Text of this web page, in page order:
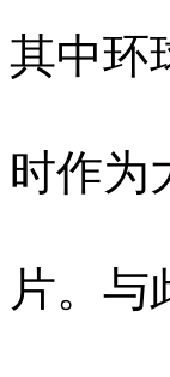
其中环
时作为
片。与